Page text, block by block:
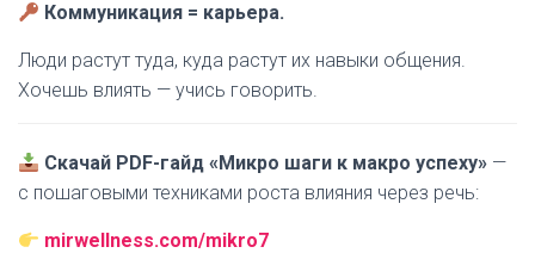
Коммуникация = карьера.
Люди растут туда, куда растут их навыки общения.
Хочешь влиять — учись говорить.
Скачай PDF-гайд «Микро шаги к макро успеху» —
с пошаговыми техниками роста влияния через речь:
mirwellness.com/mikro7